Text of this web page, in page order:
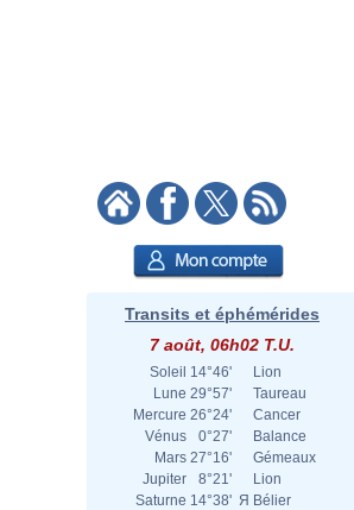
Transits et éphémérides
7 août, 06h02 T.U.
Soleil 14°46'
Lion
Lune 29°57'
Taureau
Mercure 26°24'
Cancer
Vénus
0°27'
Balance
Mars 27°16'
Gémeaux
Jupiter
8°21'
Lion
Saturne 14°38' Я Bélier